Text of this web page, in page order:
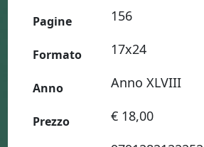
Pagine 156
Formato 17x24
Anno Anno XLVIII
Prezzo € 18,00